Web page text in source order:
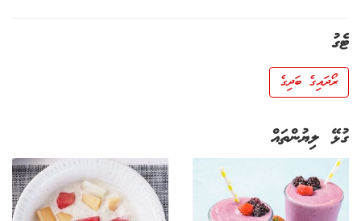
ޓެގު
ރޯދައިގެ ބަދިގެ
ގުޅޭ ލިޔުންތައް